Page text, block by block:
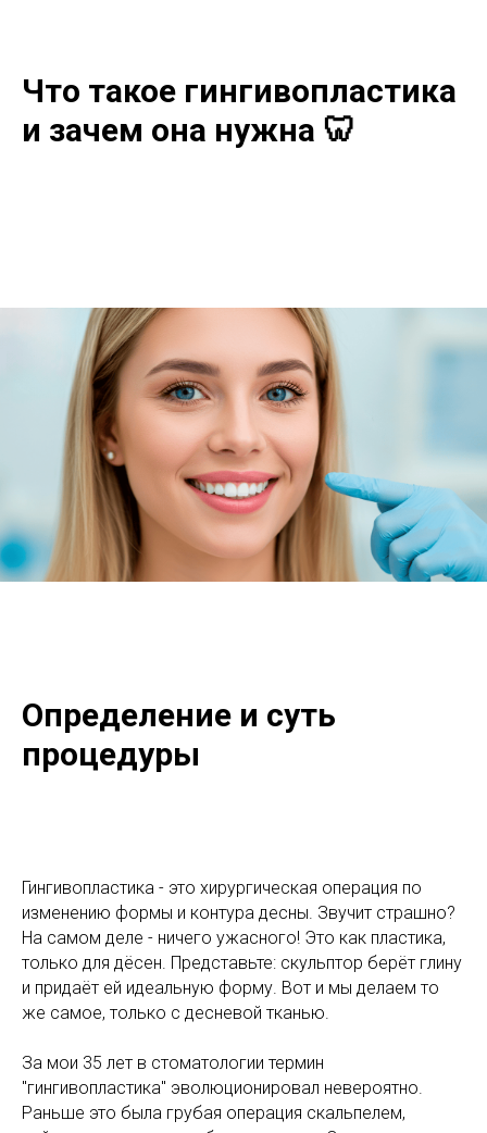
Что такое гингивопластика
и зачем она нужна 🦷
Определение и суть
процедуры
Гингивопластика - это хирургическая операция по
изменению формы и контура десны. Звучит страшно?
На самом деле - ничего ужасного! Это как пластика,
только для дёсен. Представьте: скульптор берёт глину
и придаёт ей идеальную форму. Вот и мы делаем то
же самое, только с десневой тканью.
За мои 35 лет в стоматологии термин
"гингивопластика" эволюционировал невероятно.
Раньше это была грубая операция скальпелем,